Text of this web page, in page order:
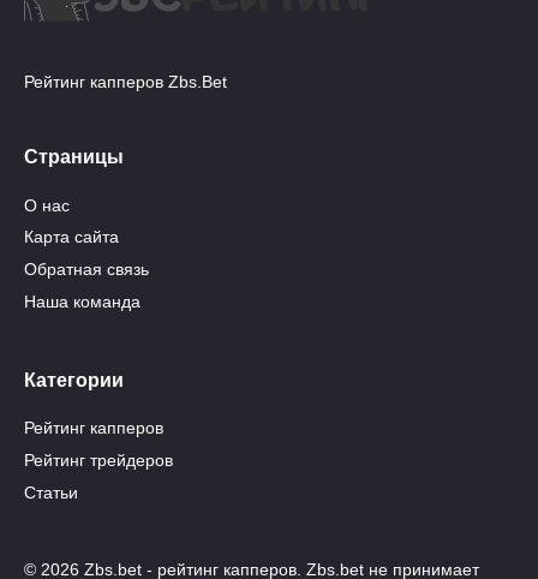
Рейтинг капперов Zbs.Bet
Страницы
О нас
Карта сайта
Обратная связь
Наша команда
Категории
Рейтинг капперов
Рейтинг трейдеров
Статьи
© 2026 Zbs.bet - рейтинг капперов. Zbs.bet не принимает